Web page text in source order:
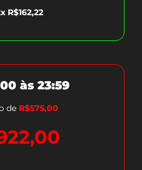
R$162,22
às 23:59
de R$575,00